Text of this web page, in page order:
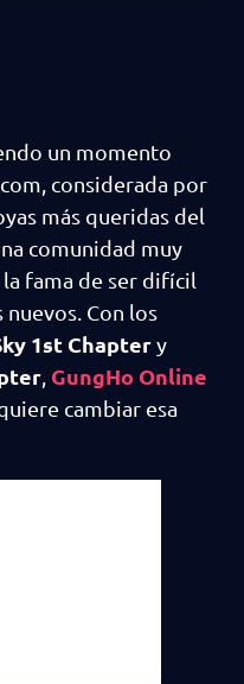
un momento
considerada por
más queridas del
comunidad muy
fama de ser difícil
Con los
1st Chaptery
GungHo Online
cambiar esa